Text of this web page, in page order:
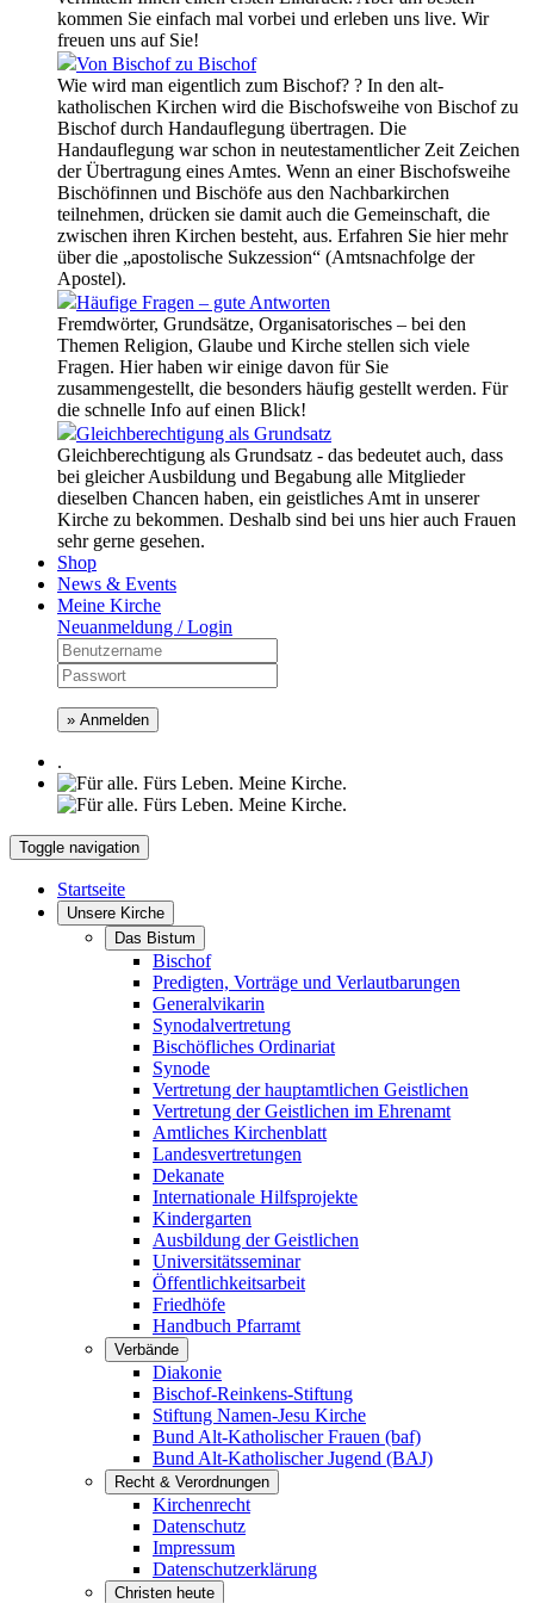
kommen Sie einfach mal vorbei und erleben uns live. Wir
freuen uns auf Sie!
Von Bischof zu Bischof
Wie wird man eigentlich zum Bischof? ? In den alt-
katholischen Kirchen wird die Bischofsweihe von Bischof zu
Bischof durch Handauflegung übertragen. Die
Handauflegung war schon in neutestamentlicher Zeit Zeichen
der Übertragung eines Amtes. Wenn an einer Bischofsweihe
Bischöfinnen und Bischöfe aus den Nachbarkirchen
teilnehmen, drücken sie damit auch die Gemeinschaft, die
zwischen ihren Kirchen besteht, aus. Erfahren Sie hier mehr
über die „apostolische Sukzession“ (Amtsnachfolge der
Apostel).
Häufige Fragen – gute Antworten
Fremdwörter, Grundsätze, Organisatorisches – bei den
Themen Religion, Glaube und Kirche stellen sich viele
Fragen. Hier haben wir einige davon für Sie
zusammengestellt, die besonders häufig gestellt werden. Für
die schnelle Info auf einen Blick!
Gleichberechtigung als Grundsatz
Gleichberechtigung als Grundsatz - das bedeutet auch, dass
bei gleicher Ausbildung und Begabung alle Mitglieder
dieselben Chancen haben, ein geistliches Amt in unserer
Kirche zu bekommen. Deshalb sind bei uns hier auch Frauen
sehr gerne gesehen.
Shop
News & Events
Meine Kirche
Neuanmeldung / Login
» Anmelden
.
Toggle navigation
Startseite
Unsere Kirche
Das Bistum
Bischof
Predigten, Vorträge und Verlautbarungen
Generalvikarin
Synodalvertretung
Bischöfliches Ordinariat
Synode
Vertretung der hauptamtlichen Geistlichen
Vertretung der Geistlichen im Ehrenamt
Amtliches Kirchenblatt
Landesvertretungen
Dekanate
Internationale Hilfsprojekte
Kindergarten
Ausbildung der Geistlichen
Universitätsseminar
Öffentlichkeitsarbeit
Friedhöfe
Handbuch Pfarramt
Verbände
Diakonie
Bischof-Reinkens-Stiftung
Stiftung Namen-Jesu Kirche
Bund Alt-Katholischer Frauen (baf)
Bund Alt-Katholischer Jugend (BAJ)
Recht & Verordnungen
Kirchenrecht
Datenschutz
Impressum
Datenschutzerklärung
Christen heute